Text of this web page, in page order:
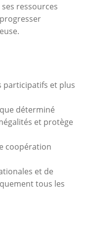
ressources
participatifs et plus
déterminé
et protège
coopération
et de
tous les